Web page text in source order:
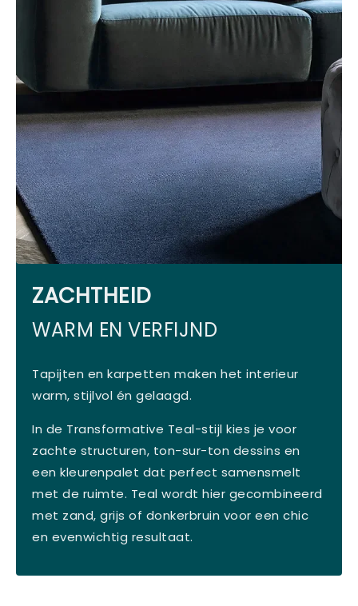
ZACHTHEID
WARM EN VERFIJND
Tapijten en karpetten maken het interieur
warm, stijlvol én gelaagd.
In de Transformative Teal-stijl kies je voor
zachte structuren, ton-sur-ton dessins en
een kleurenpalet dat perfect samensmelt
met de ruimte. Teal wordt hier gecombineerd
met zand, grijs of donkerbruin voor een chic
en evenwichtig resultaat.